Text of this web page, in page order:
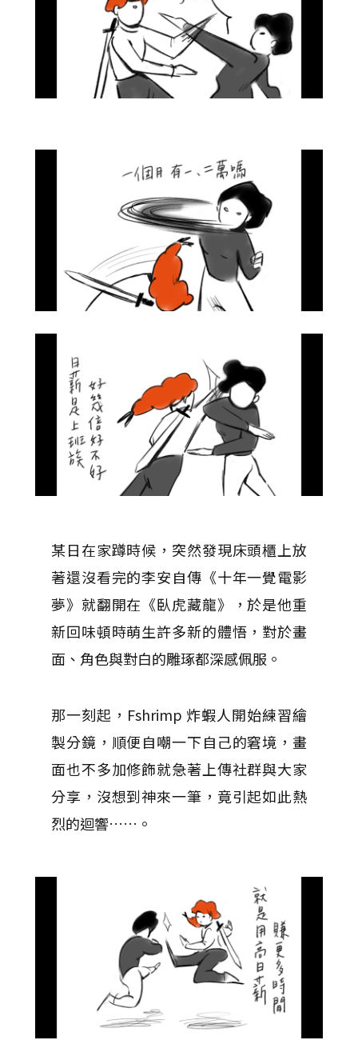
某日在家蹲時候，突然發現床頭櫃上放
著還沒看完的李安自傳《十年一覺電影
夢》就翻開在《臥虎藏龍》，於是他重
新回味頓時萌生許多新的體悟，對於畫
面、角色與對白的雕琢都深感佩服。
那一刻起，Fshrimp 炸蝦人開始練習繪
製分鏡，順便自嘲一下自己的窘境，畫
面也不多加修飾就急著上傳社群與大家
分享，沒想到神來一筆，竟引起如此熱
烈的迴響……。